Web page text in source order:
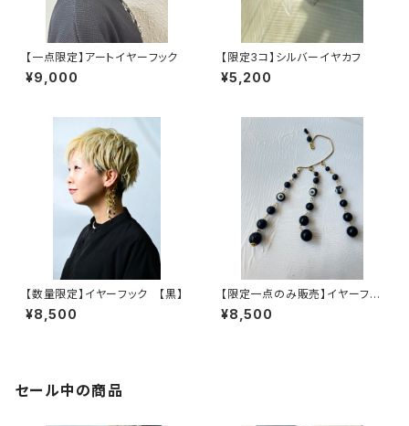
【一点限定】アートイヤーフック
¥9,000
【限定3コ】シルバーイヤカフ
¥5,200
【数量限定】イヤーフック 【黒】
¥8,500
【限定一点のみ販売】イヤーフッ
ク
¥8,500
セール中の商品